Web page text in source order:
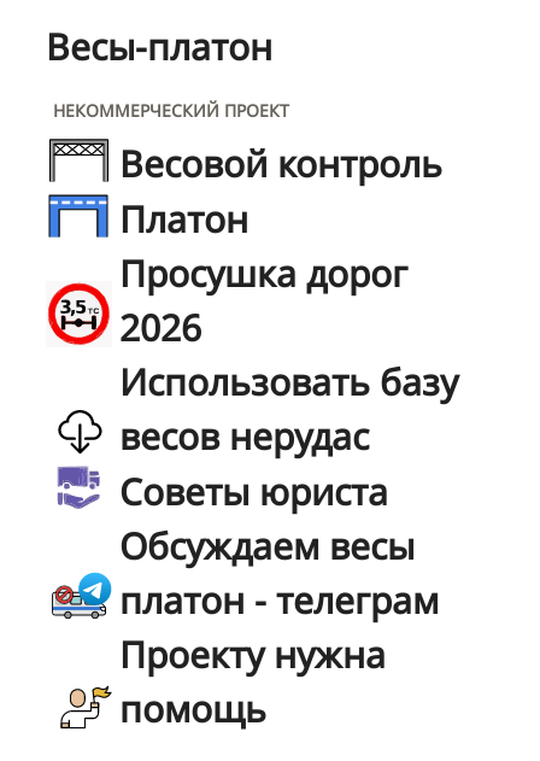
Весы-платон
НЕКОММЕРЧЕСКИЙ ПРОЕКТ
Весовой контроль
Платон
Просушка дорог
2026
Использовать базу
весов нерудас
Советы юриста
Обсуждаем весы
платон - телеграм
Проекту нужна
помощь